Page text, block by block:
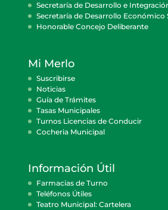
Secretaría de Desarrollo e
Secretaría de Desarrollo Económico
Honorable Concejo Deliberante
Mi Merlo
Suscribirse
Noticias
Guía de Trámites
Tasas Municipales
Turnos Licencias de Conducir
Cocheria Municipal
Información Útil
Farmacias de Turno
Teléfonos Útiles
Teatro Municipal: Cartelera